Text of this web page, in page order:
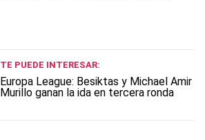
TE PUEDE INTERESAR:
Europa League: Besiktas y Michael Amir
Murillo ganan la ida en tercera ronda